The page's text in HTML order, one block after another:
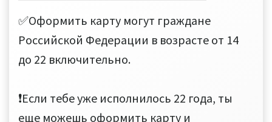
✅Оформить карту могут граждане
Российской Федерации в возрасте от 14
до 22 включительно.
❗Если тебе уже исполнилось 22 года, ты
еще можешь оформить карту и